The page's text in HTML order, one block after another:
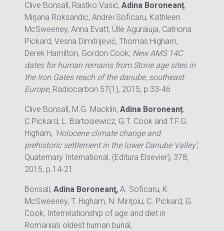
Clive Bonsall, Rastko Vasić,Adina Boroneanț,
Mirjana Roksandic, Andrei Soficaru, Kathleen
McSweeney, Anna Evatt, Ülle Aguraiuja, Catriona
Pickard, Vesna Dimitrijević, Thomas Higham,
Derek Hamilton, Gordon Cook, New AMS 14C
dates for human remains from Stone age sites in
the Iron Gates reach of the danube, southeast
Europe, Radiocarbon 57(1), 2015, p.33-46
Clive Bonsall, M.G. Macklin,Adina Boroneanț,
C.Pickard, L. Bartosiewicz, G.T. Cook and T.F.G.
Higham, ‘Holocene climate change and
prehistoric settlement in the lower Danube Valley’,
Quaternary International, (Editura Elsevier), 378,
2015, p.14-21
Bonsall,Adina Boroneanţ, A. Soficaru, K.
McSweeney, T. Higham, N. Miriţoiu, C. Pickard, G.
Cook, Interrelationship of age and diet in
Romania’s oldest human burial,